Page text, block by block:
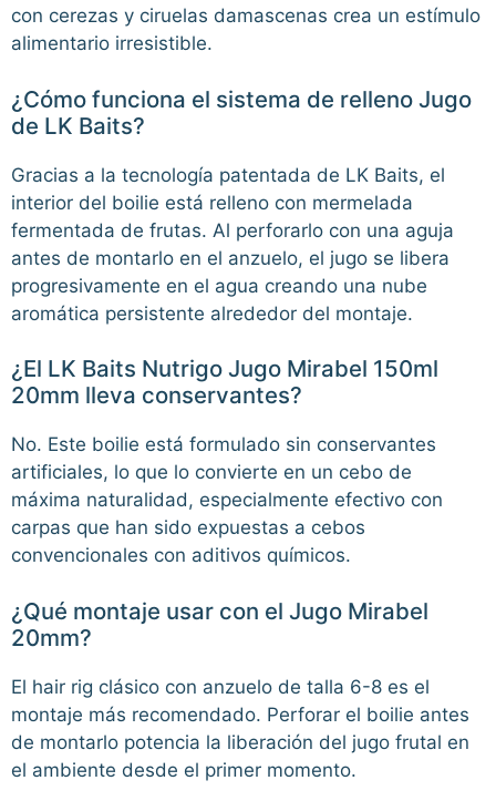
con cerezas y ciruelas damascenas crea un estímulo
alimentario irresistible.
¿Cómo funciona el sistema de relleno Jugo
de LK Baits?
Gracias a la tecnología patentada de LK Baits, el
interior del boilie está relleno con mermelada
fermentada de frutas. Al perforarlo con una aguja
antes de montarlo en el anzuelo, el jugo se libera
progresivamente en el agua creando una nube
aromática persistente alrededor del montaje.
¿El LK Baits Nutrigo Jugo Mirabel 150ml
20mm lleva conservantes?
No. Este boilie está formulado sin conservantes
artificiales, lo que lo convierte en un cebo de
máxima naturalidad, especialmente efectivo con
carpas que han sido expuestas a cebos
convencionales con aditivos químicos.
¿Qué montaje usar con el Jugo Mirabel
20mm?
El hair rig clásico con anzuelo de talla 6-8 es el
montaje más recomendado. Perforar el boilie antes
de montarlo potencia la liberación del jugo frutal en
el ambiente desde el primer momento.